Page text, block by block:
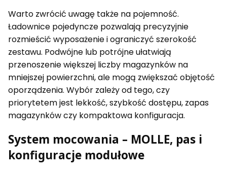
Warto zwrócić uwagę także na pojemność.
Ładownice pojedyncze pozwalają precyzyjnie
rozmieścić wyposażenie i ograniczyć szerokość
zestawu. Podwójne lub potrójne ułatwiają
przenoszenie większej liczby magazynków na
mniejszej powierzchni, ale mogą zwiększać objętość
oporządzenia. Wybór zależy od tego, czy
priorytetem jest lekkość, szybkość dostępu, zapas
magazynków czy kompaktowa konfiguracja.
System mocowania – MOLLE, pas i
konfiguracje modułowe